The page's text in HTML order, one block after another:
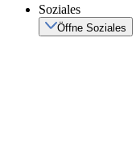
Soziales
Öffne Soziales